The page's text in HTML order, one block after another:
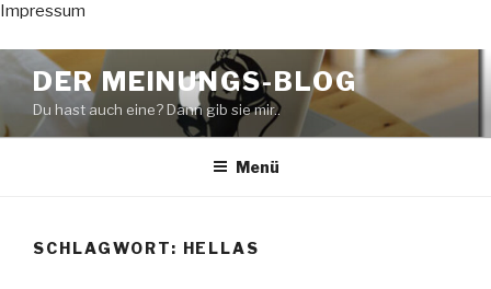
Impressum
Zum
Inhalt
springen
DER MEINUNGS-BLOG
Du hast auch eine? Dann gib sie mir..
Menü
SCHLAGWORT: HELLAS